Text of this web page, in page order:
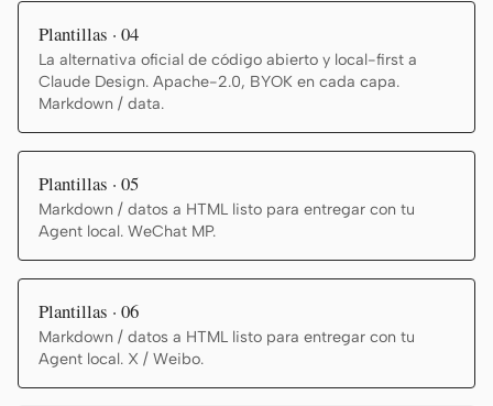
Plantillas · 04
La alternativa oficial de código abierto y local-first a
Claude Design. Apache-2.0, BYOK en cada capa.
Markdown / data.
Plantillas · 05
Markdown / datos a HTML listo para entregar con tu
Agent local. WeChat MP.
Plantillas · 06
Markdown / datos a HTML listo para entregar con tu
Agent local. X / Weibo.